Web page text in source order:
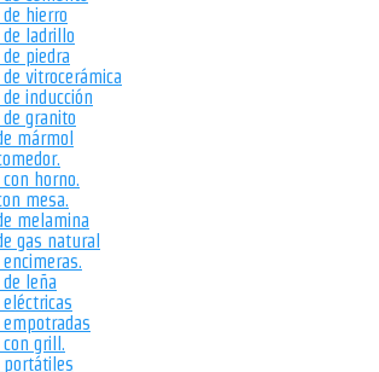
de hierro
de ladrillo
de piedra
de vitrocerámica
de inducción
de granito
mármol
con horno.
mesa.
melamina
gas natural
encimeras.
de leña
eléctricas
empotradas
con grill.
portátiles